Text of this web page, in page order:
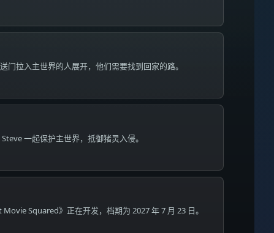
门拉入主世界的人展开，他们需要找到回家的路。
一起保护主世界，抵御猪灵入侵。
Squared》正在开发，档期为 2027 年 7 月 23 日。